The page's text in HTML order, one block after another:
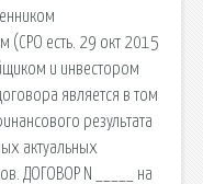
(СРО есть. 29 окт 2015
и инвестором
является в том
результата
актуальных
ДОГОВОР N _____ на